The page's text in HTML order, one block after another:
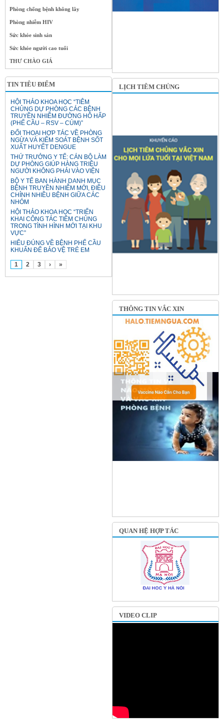
Phòng chống bệnh không lây
Phòng nhiễm HIV
Sức khỏe sinh sản
Sức khỏe người cao tuổi
THƯ CHÀO GIÁ
TIN TIÊU ĐIỂM
HỘI THẢO KHOA HỌC “TIÊM
CHỦNG DỰ PHÒNG CÁC BỆNH
TRUYỀN NHIỄM ĐƯỜNG HÔ HẤP
(PHẾ CẦU – RSV – CÚM)”
ĐỐI THOẠI HỢP TÁC VỀ PHÒNG
NGỪA VÀ KIỂM SOÁT BỆNH SỐT
XUẤT HUYẾT DENGUE
THỨ TRƯỞNG Y TẾ: CÁN BỘ LÀM
DỰ PHÒNG GIÚP HÀNG TRIỆU
NGƯỜI KHÔNG PHẢI VÀO VIỆN
BỘ Y TẾ BAN HÀNH DANH MỤC
BỆNH TRUYỀN NHIỄM MỚI, ĐIỀU
CHỈNH NHIỀU BỆNH GIỮA CÁC
NHÓM
HỘI THẢO KHOA HỌC “TRIỂN
KHAI CÔNG TÁC TIÊM CHỦNG
TRONG TÌNH HÌNH MỚI TẠI KHU
VỰC”
HIỂU ĐÚNG VỀ BỆNH PHẾ CẦU
KHUẨN ĐỂ BẢO VỆ TRẺ EM
1 2 3 › »
LỊCH TIÊM CHỦNG
THÔNG TIN VẮC XIN
QUAN HỆ HỢP TÁC
VIDEO CLIP